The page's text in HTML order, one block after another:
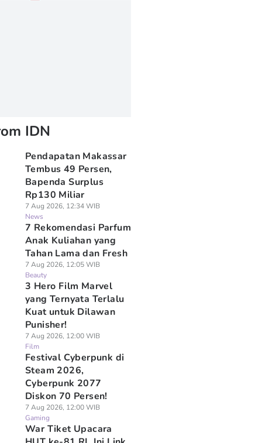
IDN
Pendapatan Makassar
Tembus 49 Persen,
Bapenda Surplus
Rp130 Miliar
7 Aug 2026, 12:34 WIB
News
7 Rekomendasi Parfum
Anak Kuliahan yang
Tahan Lama dan Fresh
7 Aug 2026, 12:05 WIB
Beauty
3 Hero Film Marvel
yang Ternyata Terlalu
Kuat untuk Dilawan
Punisher!
7 Aug 2026, 12:00 WIB
Film
Festival Cyberpunk di
Steam 2026,
Cyberpunk 2077
Diskon 70 Persen!
7 Aug 2026, 12:00 WIB
Gaming
War Tiket Upacara